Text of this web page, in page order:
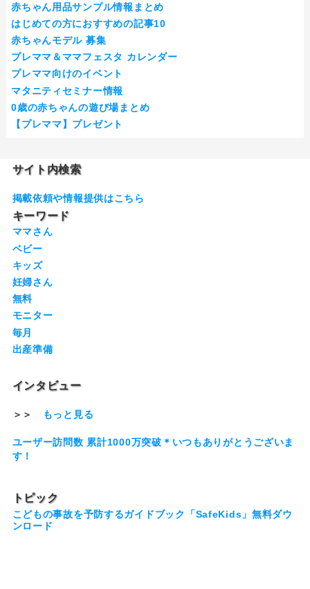
赤ちゃん用品サンプル情報まとめ
はじめての方におすすめの記事10
赤ちゃんモデル 募集
プレママ＆ママフェスタ カレンダー
プレママ向けのイベント
マタニティセミナー情報
0歳の赤ちゃんの遊び場まとめ
【プレママ】プレゼント
サイト内検索
掲載依頼や情報提供はこちら
キーワード
ママさん
ベビー
キッズ
妊婦さん
無料
モニター
毎月
出産準備
インタビュー
＞＞ もっと見る
ユーザー訪問数 累計1000万突破＊いつもありがとうございま
す！
トピック
こどもの事故を予防するガイドブック「SafeKids」無料ダウ
ンロード